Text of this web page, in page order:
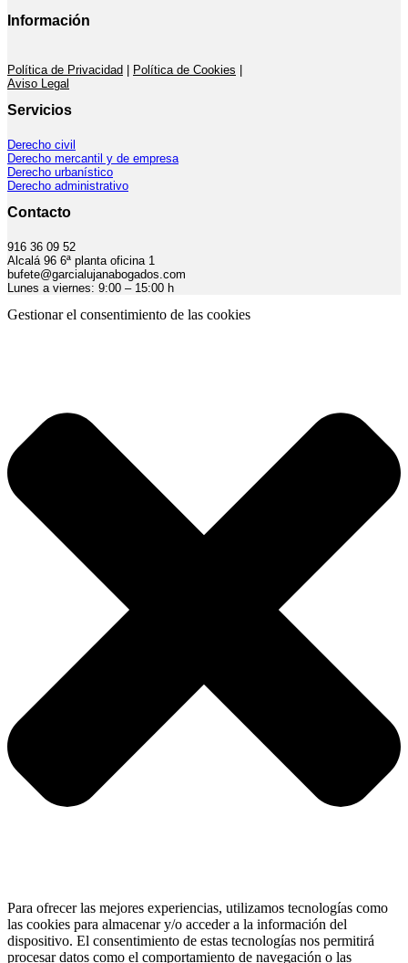
Información
Política de Privacidad Política de Cookies
Aviso Legal
Servicios
Derecho civil
Derecho mercantil y de empresa
Derecho urbanístico
Derecho administrativo
Contacto
916 36 09 52
Alcalá 96 6ª planta oficina 1
bufete@garcialujanabogados.com
Lunes a viernes: 9:00 – 15:00 h
Gestionar el consentimiento de las cookies
Para ofrecer las mejores experiencias, utilizamos tecnologías como
las cookies para almacenar y/o acceder a la información del
dispositivo. El consentimiento de estas tecnologías nos permitirá
procesar datos como el comportamiento de navegación o las